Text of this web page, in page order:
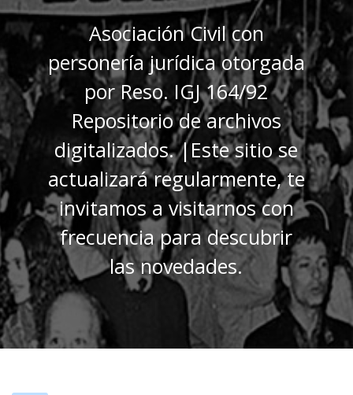
Asociación Civil con
personería jurídica otorgada
por Reso. IGJ 164/92
Repositorio de archivos
digitalizados. |Este sitio se
actualizará regularmente, te
invitamos a visitarnos con
frecuencia para descubrir
las novedades.